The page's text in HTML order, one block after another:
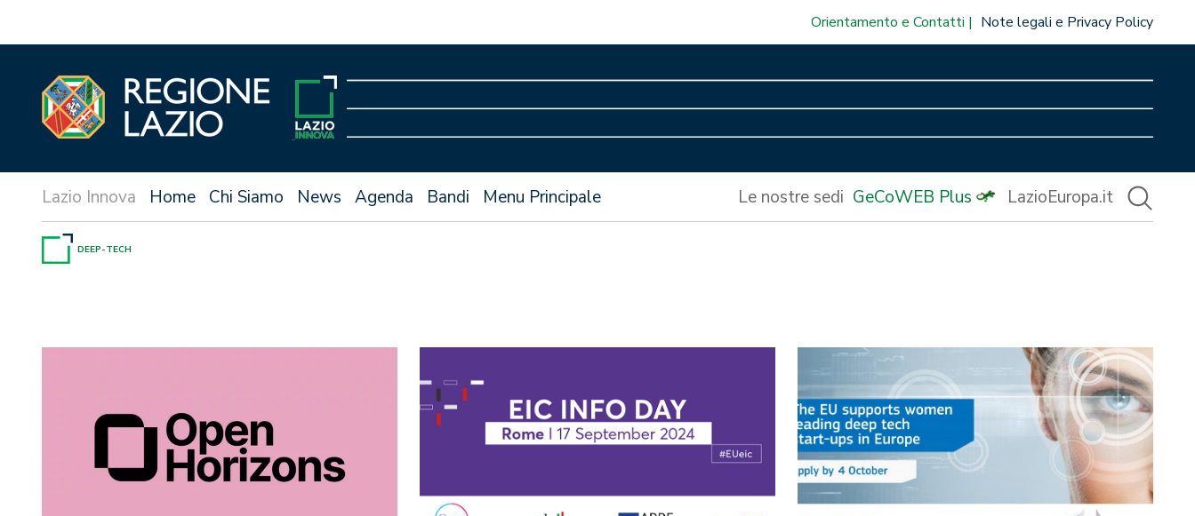
Orientamento e Contatti Note legali e Privacy Policy
Home Chi Siamo News Agenda Bandi Menu Principale Le nostre sedi GeCoWEB Plus LazioEuropa.it
DEEP-TECH